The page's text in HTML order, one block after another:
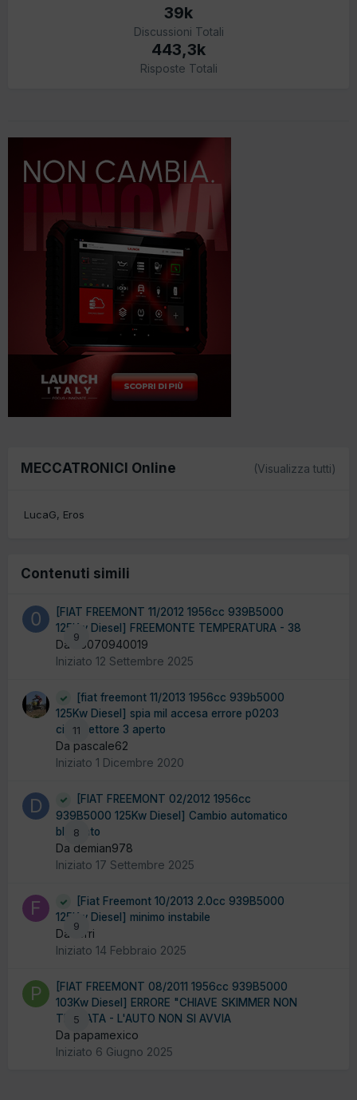
39k
Discussioni Totali
443,3k
Risposte Totali
MECCATRONICI Online (Visualizza tutti)
LucaG Eros
Contenuti simili
9
[FIAT FREEMONT 11/2012 1956cc 939B5000
125Kw Diesel] FREEMONTE TEMPERATURA - 38
Da 05070940019
Iniziato 12 Settembre 2025
11
[fiat freemont 11/2013 1956cc 939b5000
125Kw Diesel] spia mil accesa errore p0203
circ.iniettore 3 aperto
Da pascale62
Iniziato 1 Dicembre 2020
8
[FIAT FREEMONT 02/2012 1956cc
939B5000 125Kw Diesel] Cambio automatico
bloccato
Da demian978
Iniziato 17 Settembre 2025
9
[Fiat Freemont 10/2013 2.0cc 939B5000
125Kw Diesel] minimo instabile
Da ferri
Iniziato 14 Febbraio 2025
5
[FIAT FREEMONT 08/2011 1956cc 939B5000
103Kw Diesel] ERRORE "CHIAVE SKIMMER NON
TROVATA - L'AUTO NON SI AVVIA
Da papamexico
Iniziato 6 Giugno 2025